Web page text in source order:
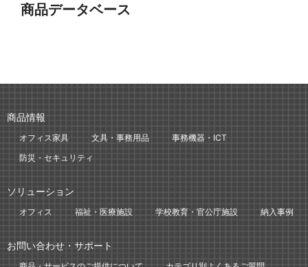
商品データベース
商品情報
オフィス家具 文具・事務用品
事務機器・ICT
防災・セキュリティ
ソリューション
オフィス 福祉・医療施設 学校教育・官公庁施設 納入事例
お問い合わせ・サポート